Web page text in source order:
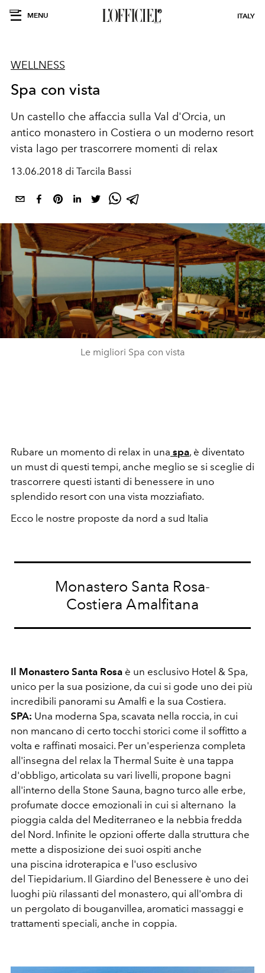
MENU ITALY
WELLNESS
Spa con vista
Un castello che affaccia sulla Val d'Orcia, un
antico monastero in Costiera o un moderno resort
vista lago per trascorrere momenti di relax
13.06.2018 di Tarcila Bassi
Le migliori Spa con vista
Rubare un momento di relax in una spa, è diventato
un must di questi tempi, anche meglio se si sceglie di
trascorrere questi istanti di benessere in uno
splendido resort con una vista mozziafiato.
Ecco le nostre proposte da nord a sud Italia
Monastero Santa Rosa-
Costiera Amalfitana
Il Monastero Santa Rosa è un esclusivo Hotel & Spa,
unico per la sua posizione, da cui si gode uno dei più
incredibili panorami su Amalfi e la sua Costiera.
SPA: Una moderna Spa, scavata nella roccia, in cui
non mancano di certo tocchi storici come il soffitto a
volta e raffinati mosaici. Per un'esperienza completa
all'insegna del relax la Thermal Suite è una tappa
d'obbligo, articolata su vari livelli, propone bagni
all'interno della Stone Sauna, bagno turco alle erbe,
profumate docce emozionali in cui si alternano la
pioggia calda del Mediterraneo e la nebbia fredda
del Nord. Infinite le opzioni offerte dalla struttura che
mette a disposizione dei suoi ospiti anche
una piscina idroterapica e l'uso esclusivo
del Tiepidarium. Il Giardino del Benessere è uno dei
luoghi più rilassanti del monastero, qui all'ombra di
un pergolato di bouganvillea, aromatici massaggi e
trattamenti speciali, anche in coppia.